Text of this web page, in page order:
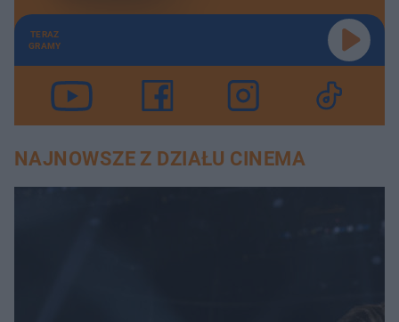
TERAZ
GRAMY
NAJNOWSZE Z DZIAŁU CINEMA